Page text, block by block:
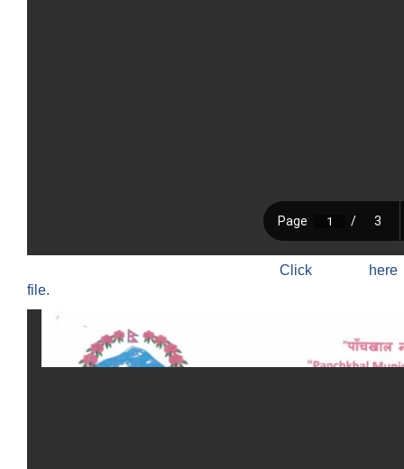
Click
file.